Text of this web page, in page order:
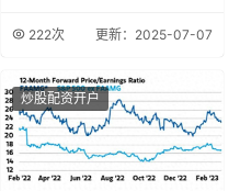
222次 更新：2025-07-07
炒股配资开户